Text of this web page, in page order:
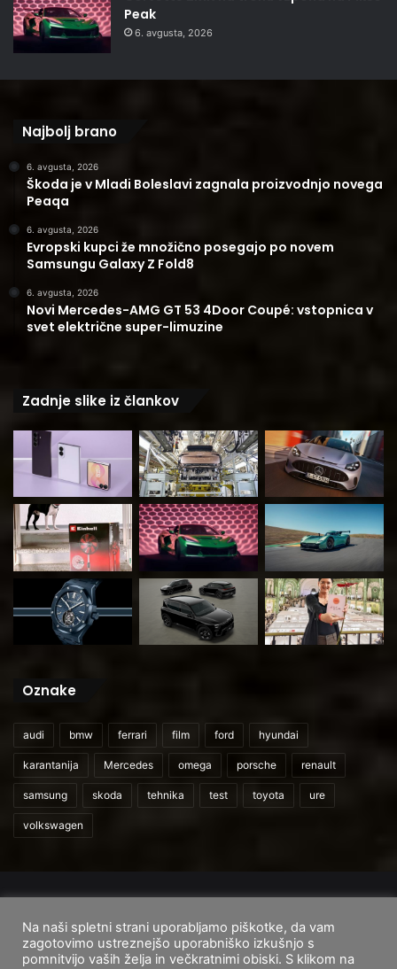
Peak
6. avgusta, 2026
Najbolj brano
6. avgusta, 2026
Škoda je v Mladi Boleslavi zagnala proizvodnjo novega
Peaqa
6. avgusta, 2026
Evropski kupci že množično posegajo po novem
Samsungu Galaxy Z Fold8
6. avgusta, 2026
Novi Mercedes-AMG GT 53 4Door Coupé: vstopnica v
svet električne super-limuzine
Zadnje slike iz člankov
Oznake
audi bmw ferrari film ford hyundai
karantanija Mercedes omega porsche renault
samsung skoda tehnika test toyota ure
volkswagen
Domov
O nas Cenik storitev Pogoji uporabe
Na naši spletni strani uporabljamo piškotke, da vam
zagotovimo ustreznejšo uporabniško izkušnjo s
pomnitvijo vaših želja in večkratnimi obiski. S klikom na